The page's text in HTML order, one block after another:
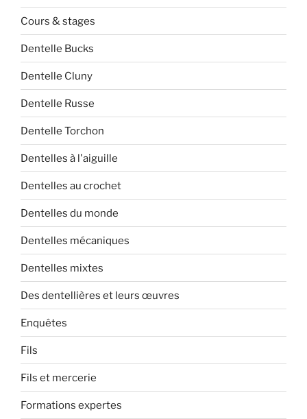
Cours & stages
Dentelle Bucks
Dentelle Cluny
Dentelle Russe
Dentelle Torchon
Dentelles à l'aiguille
Dentelles au crochet
Dentelles du monde
Dentelles mécaniques
Dentelles mixtes
Des dentellières et leurs œuvres
Enquêtes
Fils
Fils et mercerie
Formations expertes